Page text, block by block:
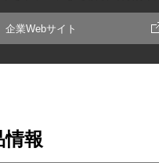
企業Webサイト
情報